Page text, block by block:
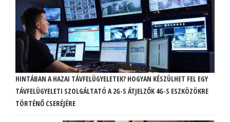
HINTÁBAN A HAZAI TÁVFELÜGYELETEK? HOGYAN KÉSZÜLHET FEL EGY
TÁVFELÜGYELETI SZOLGÁLTATÓ A 2G-S ÁTJELZŐK 4G-S ESZKÖZÖKRE
TÖRTÉNŐ CSERÉJÉRE